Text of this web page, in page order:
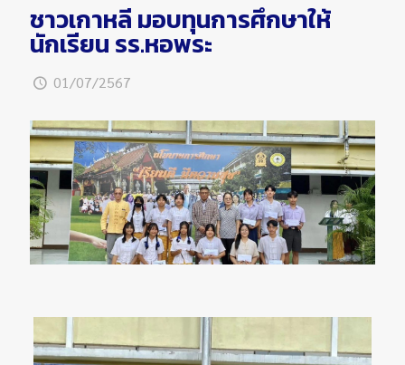
ชาวเกาหลี มอบทุนการศึกษาให้
นักเรียน รร.หอพระ
01/07/2567